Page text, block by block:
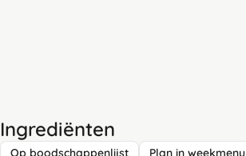
Ingrediënten
Op boodschappenlijst Plan in weekmenu